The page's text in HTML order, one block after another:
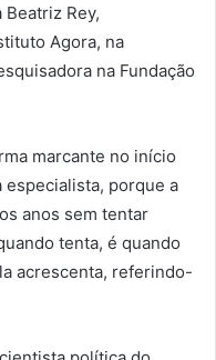
Rey,
Agora, na
na Fundação
marcante no início
porque a
anos sem tentar
tenta, é quando
acrescenta, referindo-